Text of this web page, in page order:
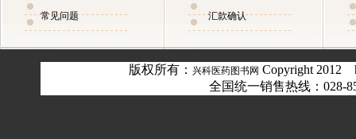
常见问题
汇款确认
版权所有： 兴科医药图书网 Copyright 2012
全国统一销售热线：028-